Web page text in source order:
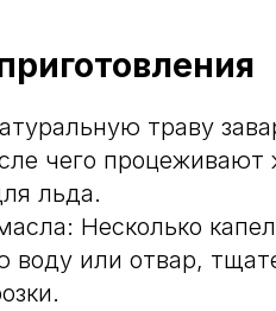
траву
чего
льда.
Несколько
воду или отвар,